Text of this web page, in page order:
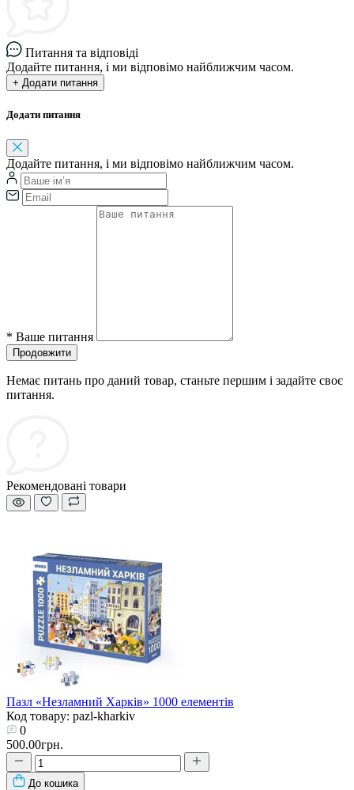
Питання та відповіді
Додайте питання, і ми відповімо найближчим часом.
+ Додати питання
Додати питання
Додайте питання, і ми відповімо найближчим часом.
* Ваше питання
Продовжити
Немає питань про даний товар, станьте першим і задайте своє
питання.
Рекомендовані товари
Пазл «Незламний Харків» 1000 елементів
Код товару: pazl-kharkiv
0
500.00грн.
До кошика